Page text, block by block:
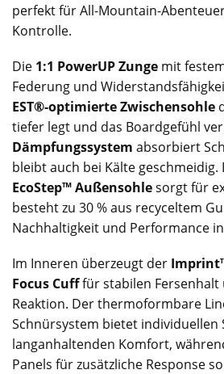
perfekt für All-Mountain-
Kontrolle.
Die 1:1 PowerUP Zunge mit
Federung und
EST®-optimierte Zwischensohle
tiefer legt und das Boardgefühl
Dämpfungssystem absorbiert
bleibt auch bei Kälte geschmeidig.
EcoStep™ Außensohlesorgt für
besteht zu 30 % aus recyceltem
Nachhaltigkeit und Performance
Im Inneren überzeugt der
Focus Cufffür stabilen Fersenhalt
Reaktion. Der thermoformbare
Schnürsystem bietet individuellen
langanhaltenden Komfort,
Panels für zusätzliche Response